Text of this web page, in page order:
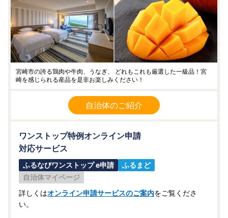
宮崎市の誇る鶏肉や牛肉、うなぎ、 どれもこれも厳選した一級品！宮
崎を感じられる産品を是非お楽しみください！
自治体のご紹介
ワンストップ特例オンライン申請
対応サービス
ふるなびワンストップ e申請
ふるまど
自治体マイページ
詳しくはオンライン申請サービスのご案内をご覧くださ
い。